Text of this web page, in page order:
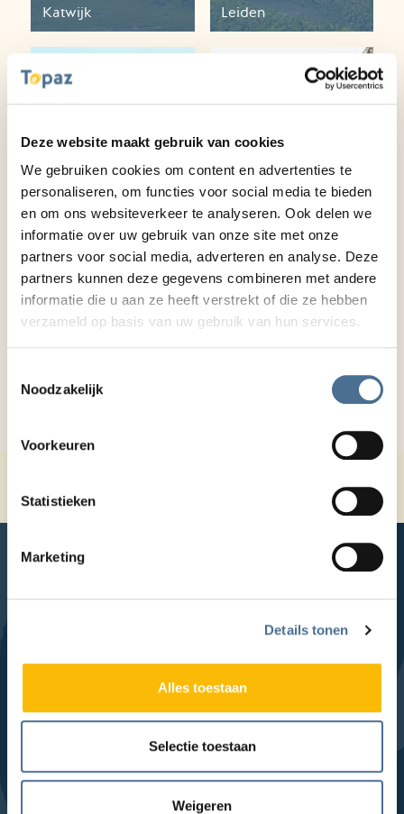
Deze website maakt gebruik van cookies
We gebruiken cookies om content en advertenties te
personaliseren, om functies voor social media te bieden
en om ons websiteverkeer te analyseren. Ook delen we
informatie over uw gebruik van onze site met onze
partners voor social media, adverteren en analyse. Deze
partners kunnen deze gegevens combineren met andere
informatie die u aan ze heeft verstrekt of die ze hebben
verzameld op basis van uw gebruik van hun services.
Noodzakelijk
Voorkeuren
Statistieken
Marketing
Details tonen
Alles toestaan
Selectie toestaan
Weigeren
Katwijk Leiden
Leiden Voorschoten
De beste zorg bied je samen
Instagram
Sla Locaties-links over
Topaz Foreschate
Topaz Lakenhof